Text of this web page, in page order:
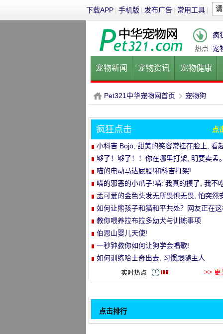
下载APP | 手机版 | 发布广告 | 常用工具 |
热点
疯
宠
宠物新闻 宠物资讯 宠物健康
健康饮食 宠物美容 宠物医院
P
et
Pet321中华宠物网首页
›
宠物狗
疯狂点击 点
小科吉 Bojo, 甜美的笑容常挂在脸上, 看
来每天都是超级快乐!爱笑的小短腿, 太治
够了！够了！！你在哪里打架, 明要卖孟
喵的电动马达屁股!和科吉打架!
喵的邪恶的小爪子!喵: 我真的摸了, 我不
孟可爱的金色头发无所畏惧无畏, 怕突然
静的空气
如何让熊孩子和猫和平共处？网友正在
做..。婴孩必须被充电送..。
教你喂养拉布拉多幼犬与训练事项
伯恩山婴儿天使!
一秒钟教你如何让狗学会唱歌!
如何训练哈士奇出去, 习惯跟随主人
>> 更
点击排行